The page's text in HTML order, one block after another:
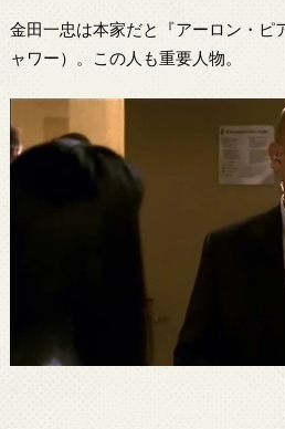
金田一忠は本家だと『アーロン・ピ
ャワー）。この人も重要人物。